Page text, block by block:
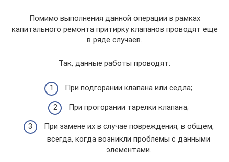
Помимо выполнения данной операции в рамках
капитального ремонта притирку клапанов проводят еще
в ряде случаев.
Так, данные работы проводят:
При подгорании клапана или седла;
При прогорании тарелки клапана;
При замене их в случае повреждения, в общем,
всегда, когда возникли проблемы с данными
элементами.